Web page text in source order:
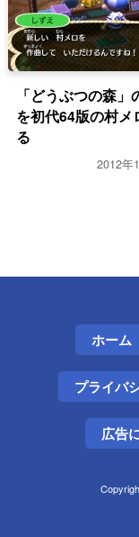
「どうぶつの森」
を初代64版の村メ
る
2012年
ホーム
プライバ
広告